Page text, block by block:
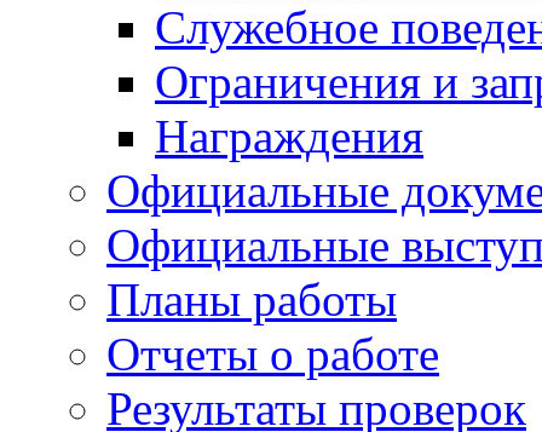
Служебное
Ограничения и
Награждения
Официальные
Официальные
Планы работы
Отчеты о работе
Результаты проверок